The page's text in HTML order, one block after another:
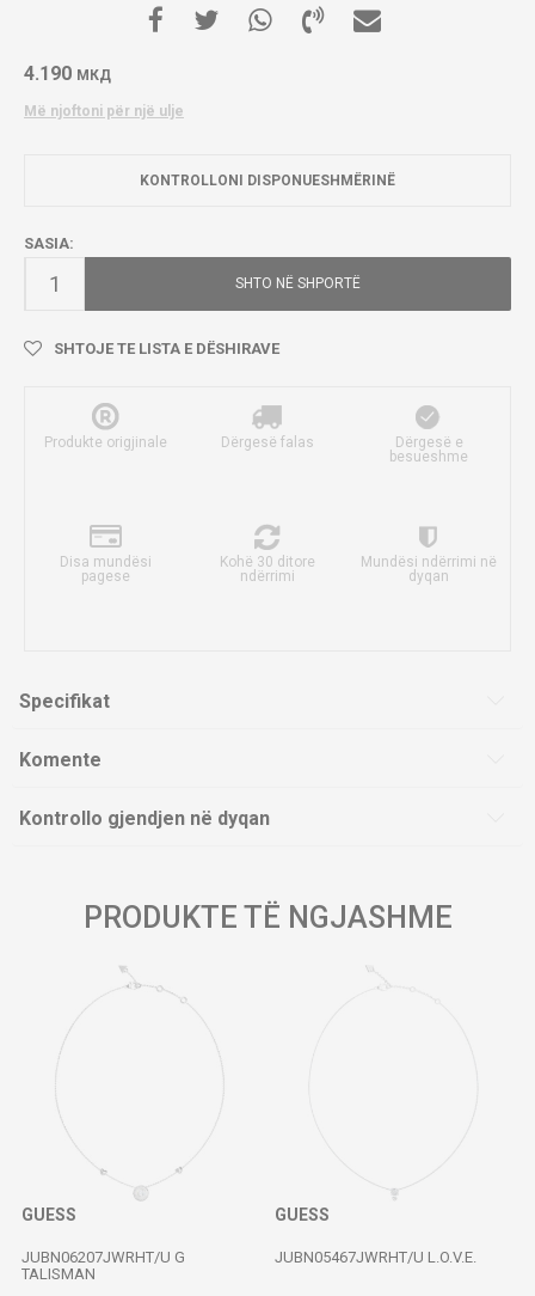
4.190 МКД
Më njoftoni për një ulje
KONTROLLONI DISPONUESHMËRINË
SASIA:
SHTO NË SHPORTË
SHTOJE TE LISTA E DËSHIRAVE
Produkte origjinale Dërgesë falas
Dërgesë e
besueshme
Disa mundësi
pagese
Kohë 30 ditore
ndërrimi
Mundësi ndërrimi në
dyqan
Specifikat
Komente
Kontrollo gjendjen në dyqan
PRODUKTE TË NGJASHME
GUESS
JUBN06207JWRHT/U G
TALISMAN
GUESS
JUBN05467JWRHT/U L.O.V.E.